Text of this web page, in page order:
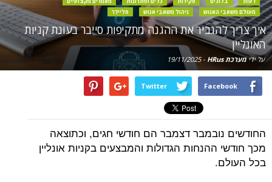
מעולם משאבי האנוש
ניהול משאבי אנוש סליידר
איך צריך להגביר את ההגנה מתקיפות סייבר בעונת קניות
האונליין
על ידימערכת HRus -
19/11/2025
Facebook
Twitter
החודשים נובמבר דצמבר הם חודשי חגים, וכתוצאה
מכך חודשי ההנחות הגדולות והמבצעים בקניות אונליין
בכל העולם.